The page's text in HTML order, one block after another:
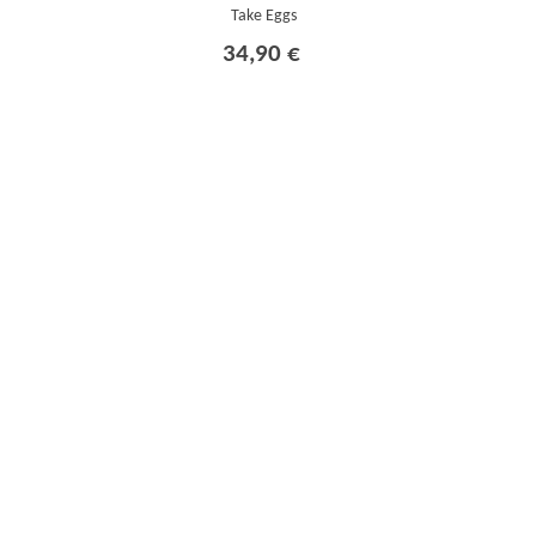
Take Eggs
34,90 €